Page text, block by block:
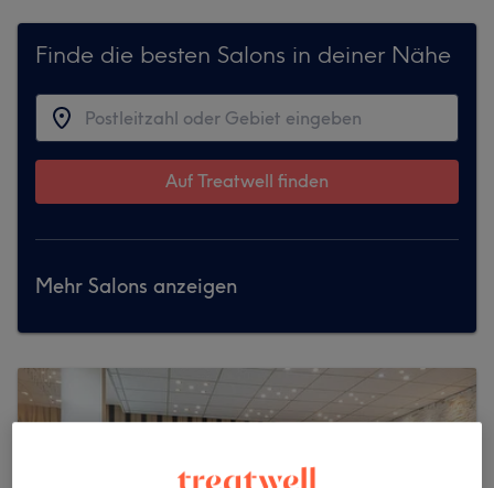
Finde die besten Salons in deiner Nähe
Auf Treatwell finden
Mehr Salons anzeigen